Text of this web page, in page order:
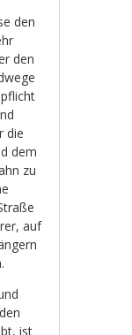
den
den
die
dem
zu
auf
ist